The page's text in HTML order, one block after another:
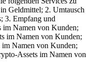
Geldmittel; 2. Umtausch
3. Empfang und
Namen von Kunden;
im Namen von Kunden;
Namen von Kunden;
Assets im Namen von